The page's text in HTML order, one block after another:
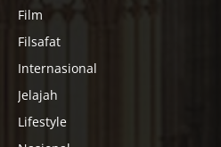
Film
Filsafat
Internasional
Jelajah
Lifestyle